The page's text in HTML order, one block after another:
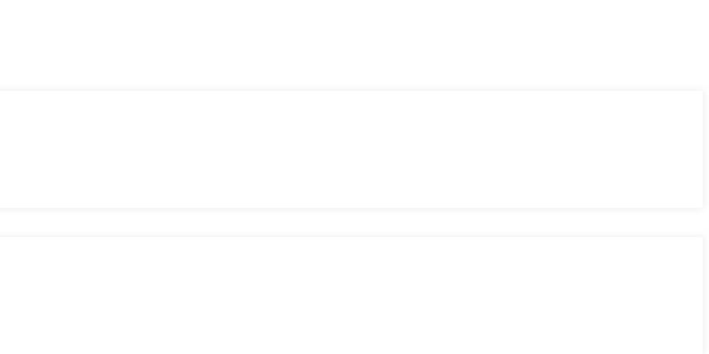
sans complications.
du marché.
des plateformes et des dApps.